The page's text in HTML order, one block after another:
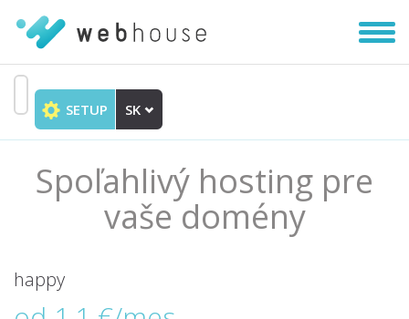
na
|
Skryť
SETUP SK
Spoľahlivý hosting pre
vaše domény
happy